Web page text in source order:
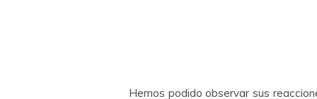
Hemos podido observar sus